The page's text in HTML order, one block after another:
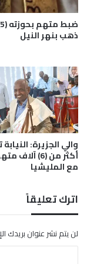
ح
ا
ل
ل
ع
ا
ل
م
ي
ل
م
ش
ل
ي
ا
ل
م
ق
ص
اذهب بنهر النيل
والي الجزيرة:
أكثر من (6)
مع المليشيا
اترك تعليقاً
لن يتم نشر عنوان بريدك